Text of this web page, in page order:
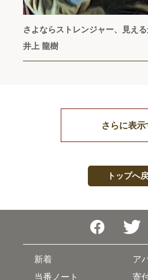
さよならストレンジャー、見え
井上 龍樹
さらに表示
トップへ
新着
当番ノート
ア
寄